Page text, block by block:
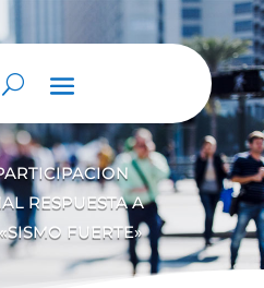
RESPUESTA A
FUERTE»